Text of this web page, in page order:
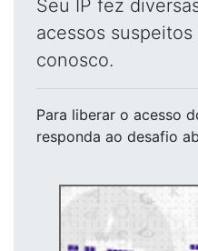
Seu IP fez
acessos
conosco.
Para liberar o acesso
responda ao desafio